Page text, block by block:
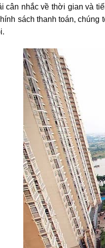
cân nhắc về thời gian và
sách thanh toán,